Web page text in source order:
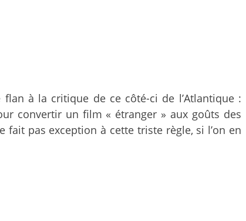
à la critique de ce côté-ci de l’Atlantique :
convertir un film « étranger » aux goûts des
pas exception à cette triste règle, si l’on en